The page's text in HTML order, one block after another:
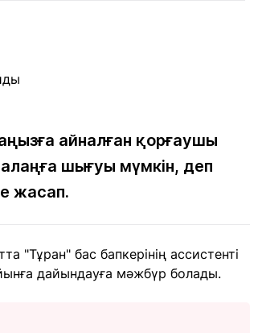
Ашық түсті
айналған қорғаушы
шығуы мүмкін, деп
жасап.
"Тұран" бас бапкерінің ассистенті
дайындауға мәжбүр болады.